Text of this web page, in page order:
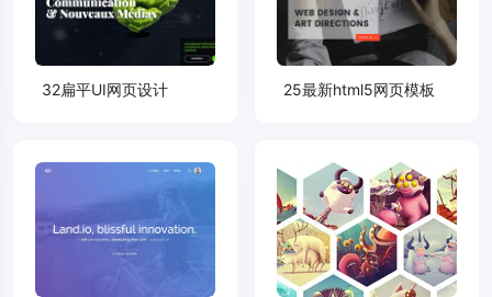
32扁平UI网页设计 25最新html5网页模板